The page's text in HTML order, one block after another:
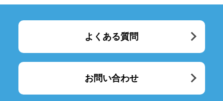
よくある質問
お問い合わせ